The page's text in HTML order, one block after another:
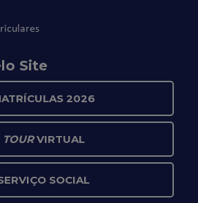
Site
2026
TOURVIRTUAL
SOCIAL